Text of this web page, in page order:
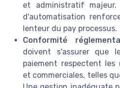
et administratif majeur.
d'automatisation
lenteur du pay processus.
Conformité
doivent s'assurer que
paiement respectent les
et commerciales, telles